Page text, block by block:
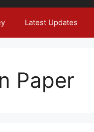
Latest Updates
Paper